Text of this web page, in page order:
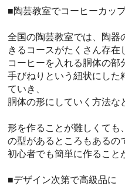
■陶芸教室でコーヒーカッ
全国の陶芸教室では、陶器
きるコースがたくさん存在
コーヒーを入れる胴体の部
手びねりという紐状にした
ていき、
胴体の形にしていく方法な
形を作ることが難しくても
の型があるところもあるの
初心者でも簡単に作ること
■デザイン次第で高級品に